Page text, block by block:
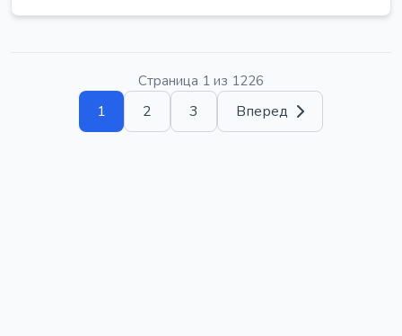
Страница 1 из 1226
1 2 3 Вперед